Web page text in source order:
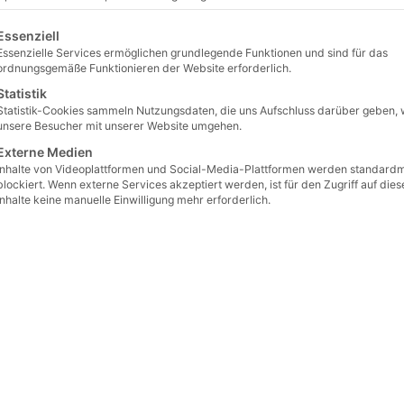
eine Liste der Service-Gruppen, für die eine Einwilligung erteilt
Services ermöglichen grundlegende Funktionen und sind für das
Funktionieren der Website erforderlich.
Cookies sammeln Nutzungsdaten, die uns Aufschluss darüber geben,
Besucher mit unserer Website umgehen.
Medien
von Videoplattformen und Social-Media-Plattformen werden
Wenn externe Services akzeptiert werden, ist für den Zugriff auf
keine manuelle Einwilligung mehr erforderlich.